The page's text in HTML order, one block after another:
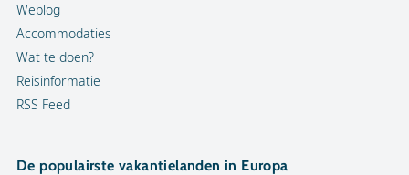
Weblog
Accommodaties
Wat te doen?
Reisinformatie
RSS Feed
De populairste vakantielanden in Europa